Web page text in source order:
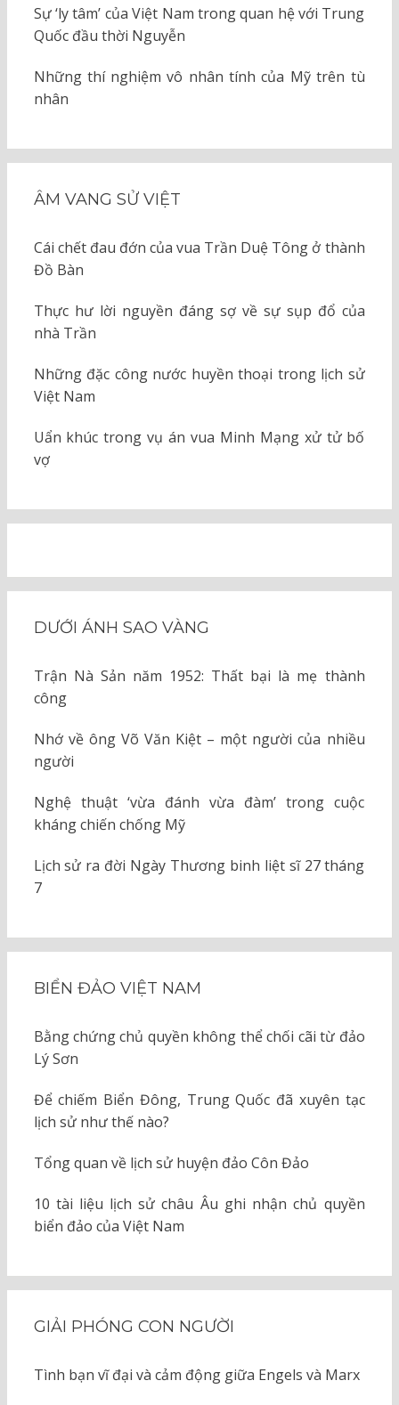
Sự ‘ly tâm’ của Việt Nam trong quan hệ với Trung
Quốc đầu thời Nguyễn
Những thí nghiệm vô nhân tính của Mỹ trên tù
nhân
ÂM VANG SỬ VIỆT
Cái chết đau đớn của vua Trần Duệ Tông ở thành
Đồ Bàn
Thực hư lời nguyền đáng sợ về sự sụp đổ của
nhà Trần
Những đặc công nước huyền thoại trong lịch sử
Việt Nam
Uẩn khúc trong vụ án vua Minh Mạng xử tử bố
vợ
DƯỚI ÁNH SAO VÀNG
Trận Nà Sản năm 1952: Thất bại là mẹ thành
công
Nhớ về ông Võ Văn Kiệt – một người của nhiều
người
Nghệ thuật ‘vừa đánh vừa đàm’ trong cuộc
kháng chiến chống Mỹ
Lịch sử ra đời Ngày Thương binh liệt sĩ 27 tháng
7
BIỂN ĐẢO VIỆT NAM
Bằng chứng chủ quyền không thể chối cãi từ đảo
Lý Sơn
Để chiếm Biển Đông, Trung Quốc đã xuyên tạc
lịch sử như thế nào?
Tổng quan về lịch sử huyện đảo Côn Đảo
10 tài liệu lịch sử châu Âu ghi nhận chủ quyền
biển đảo của Việt Nam
GIẢI PHÓNG CON NGƯỜI
Tình bạn vĩ đại và cảm động giữa Engels và Marx